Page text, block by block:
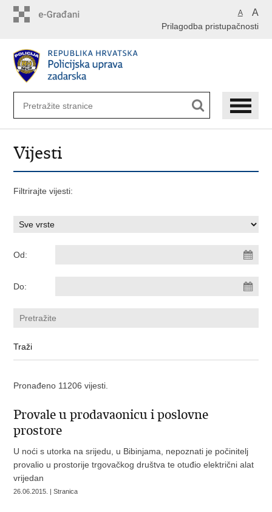
A A
Prilagodba pristupačnosti
Vijesti
Filtrirajte vijesti:
Od:
Do:
Pronađeno 11206 vijesti.
Provale u prodavaonicu i poslovne
prostore
U noći s utorka na srijedu, u Bibinjama, nepoznati je počinitelj
provalio u prostorije trgovačkog društva te otuđio električni alat
vrijedan
26.06.2015. | Stranica